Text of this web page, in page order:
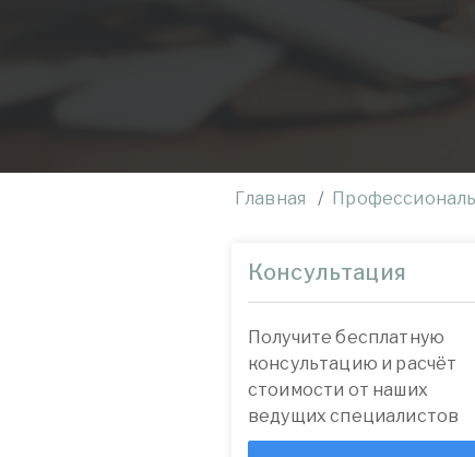
Главная
Консультация
Получите бесплатную
консультацию и расчёт
стоимости от наших
ведущих специалистов